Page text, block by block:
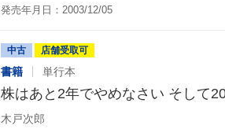
発売年月日：2003/12/05
中古 店舗受取可
書籍 単行本
株はあと2年でやめなさい そして
木戸次郎